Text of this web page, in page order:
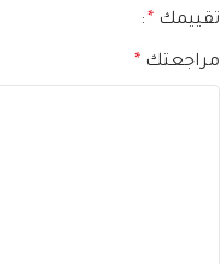
تقييمك *
مراجعتك *